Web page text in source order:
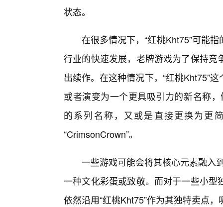
状态。
在很多情况下，“红桃Kht75”可能
行业的快速发展，老牌游戏为了保持
出续作。在这种情况下，“红桃Kht75”
或者演变为一个更具吸引力的新名称
的系列名称，又或是直接更换为更
“CrimsonCrown”。
一些游戏可能会将其核心元素融入
一种文化彩蛋或致敬。而对于一些小
依然沿用“红桃Kht75”作为其独特卖点